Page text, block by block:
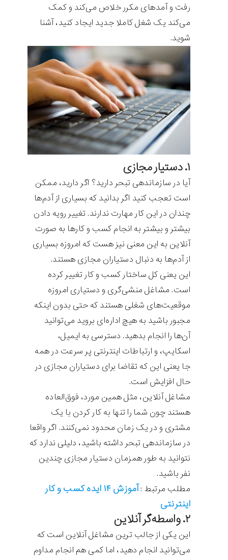
رفت و آمدهای مکرر خلاص می‌کند و کمک
می‌کند یک شغل کاملا جدید ایجاد کنید، آشنا
شوید.
۱. دستیار مجازی
آیا در سازماندهی تبحر دارید؟ اگر دارید، ممکن
است تعجب کنید اگر بدانید که بسیاری از آدم‌ها
چندان در این کار مهارت ندارند. تغییر رویه دادن
بیشتر و بیشتر به انجام کسب و کارها به صورت
آنلاین به این معنی نیز هست که امروزه بسیاری
از آدم‌ها به دنبال دستیاران مجازی هستند.
این یعنی کل ساختار کسب و کار تغییر کرده
است. مشاغل منشی‌گری و دستیاری امروزه
موقعیت‌های شغلی هستند که حتی بدون اینکه
مجبور باشید به هیچ اداره‌ای بروید می‌توانید
آن‌ها را انجام بدهید. دسترسی به ایمیل،
اسکایپ، و ارتباطات اینترنتی پر سرعت در همه
جا یعنی این که تقاضا برای دستیاران مجازی در
حال افزایش است.
مشاغل آنلاین، مثل همین مورد، فوق‌العاده
هستند چون شما را تنها به کار کردن با یک
مشتری و در یک زمان محدود نمی‌کنند. اگر واقعا
در سازماندهی تبحر داشته باشید، دلیلی ندارد که
نتوانید به طور همزمان دستیار مجازی چندین
نفر باشید.
مطلب مرتبط :
آموزش ۱۴ ایده کسب و کار
اینترنتی
۲. واسطه‌گر آنلاین
این یکی از جالب ترین مشاغل آنلاین است که
می‌توانید انجام دهید، اما کمی هم انجام مداوم